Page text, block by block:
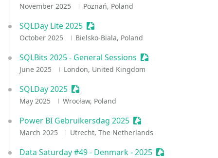
November 2025 Poznań, Poland
SQLDay Lite 2025 Sessionize Event
October 2025 Bielsko-Biala, Poland
SQLBits 2025 - General Sessions Sessionize Event
June 2025 London, United Kingdom
SQLDay 2025 Sessionize Event
May 2025 Wrocław, Poland
Power BI Gebruikersdag 2025 Sessionize Event
March 2025 Utrecht, The Netherlands
Data Saturday #49 - Denmark - 2025 Sessionize Event